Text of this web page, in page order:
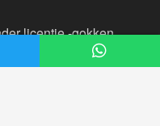
licentie-gokken
casino nederland